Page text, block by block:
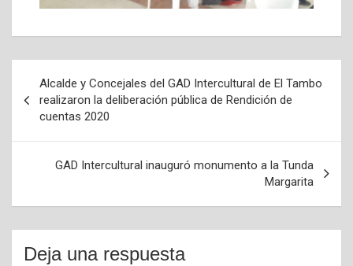
Alcalde y Concejales del GAD Intercultural de El Tambo
realizaron la deliberación pública de Rendición de
cuentas 2020
GAD Intercultural inauguró monumento a la Tunda
Margarita
Deja una respuesta